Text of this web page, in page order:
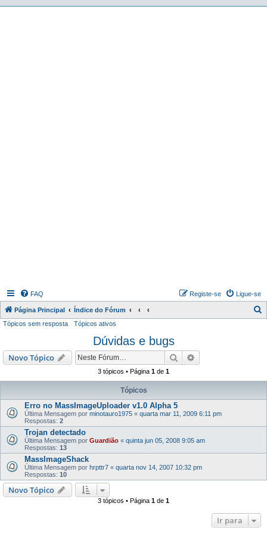
FAQ Ligue-se
Registe-se
Página Principal Índice do Fórum
i
Tópicos sem resposta Tópicos ativos
Dúvidas e bugs
Novo Tópico Pesquisar
3 tópicos • Página 1 de 1
Tópicos
Erro no MassImageUploader v1.0 Alpha 5
Última Mensagem por minotauro1975 « quarta mar 11, 2009 6:11 pm
Respostas: 2
Trojan detectado
Última Mensagem por Guardião « quinta jun 05, 2008 9:05 am
Respostas: 13
MassImageShack
Última Mensagem por hrpttr7 « quarta nov 14, 2007 10:32 pm
Respostas: 10
Novo Tópico
3 tópicos • Página 1 de 1
Ir para